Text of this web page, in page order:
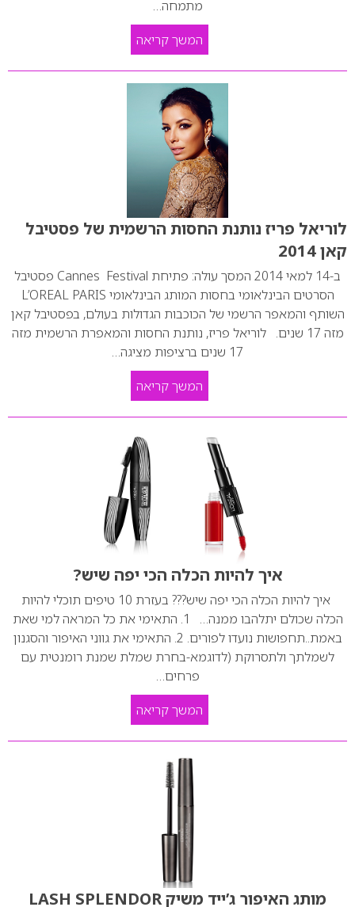
מתמחה…
המשך קריאה
לוריאל פריז נותנת החסות הרשמית של פסטיבל
קאן 2014
ב-14 למאי 2014 המסך עולה: פתיחת Cannes Festival פסטיבל
הסרטים הבינלאומי בחסות המותג הבינלאומי L’OREAL PARIS
השותף והמאפר הרשמי של הכוכבות הגדולות בעולם, בפסטיבל קאן
מזה 17 שנים. לוריאל פריז, נותנת החסות והמאפרת הרשמית מזה
17 שנים ברציפות מציגה…
המשך קריאה
איך להיות הכלה הכי יפה שיש?
איך להיות הכלה הכי יפה שיש??? בעזרת 10 טיפים תוכלי להיות
הכלה שכולם יתלהבו ממנה… 1. התאימי את כל המראה למי שאת
באמת..תחפושות נועדו לפורים. 2. התאימי את גווני האיפור והסגנון
לשמלתך ולתסרוקת (לדוגמא-בחרת שמלת שמנת רומנטית עם
פרחים…
המשך קריאה
מותג האיפור ג’ייד משיק LASH SPLENDOR